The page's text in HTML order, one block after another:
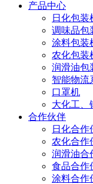
产品中心
日化包装
调味品包
涂料包装
农化包装
润滑油包
智能物流
口罩机
大化工、
合作伙伴
日化合作
农化合作
润滑油合
食品合作
涂料合作